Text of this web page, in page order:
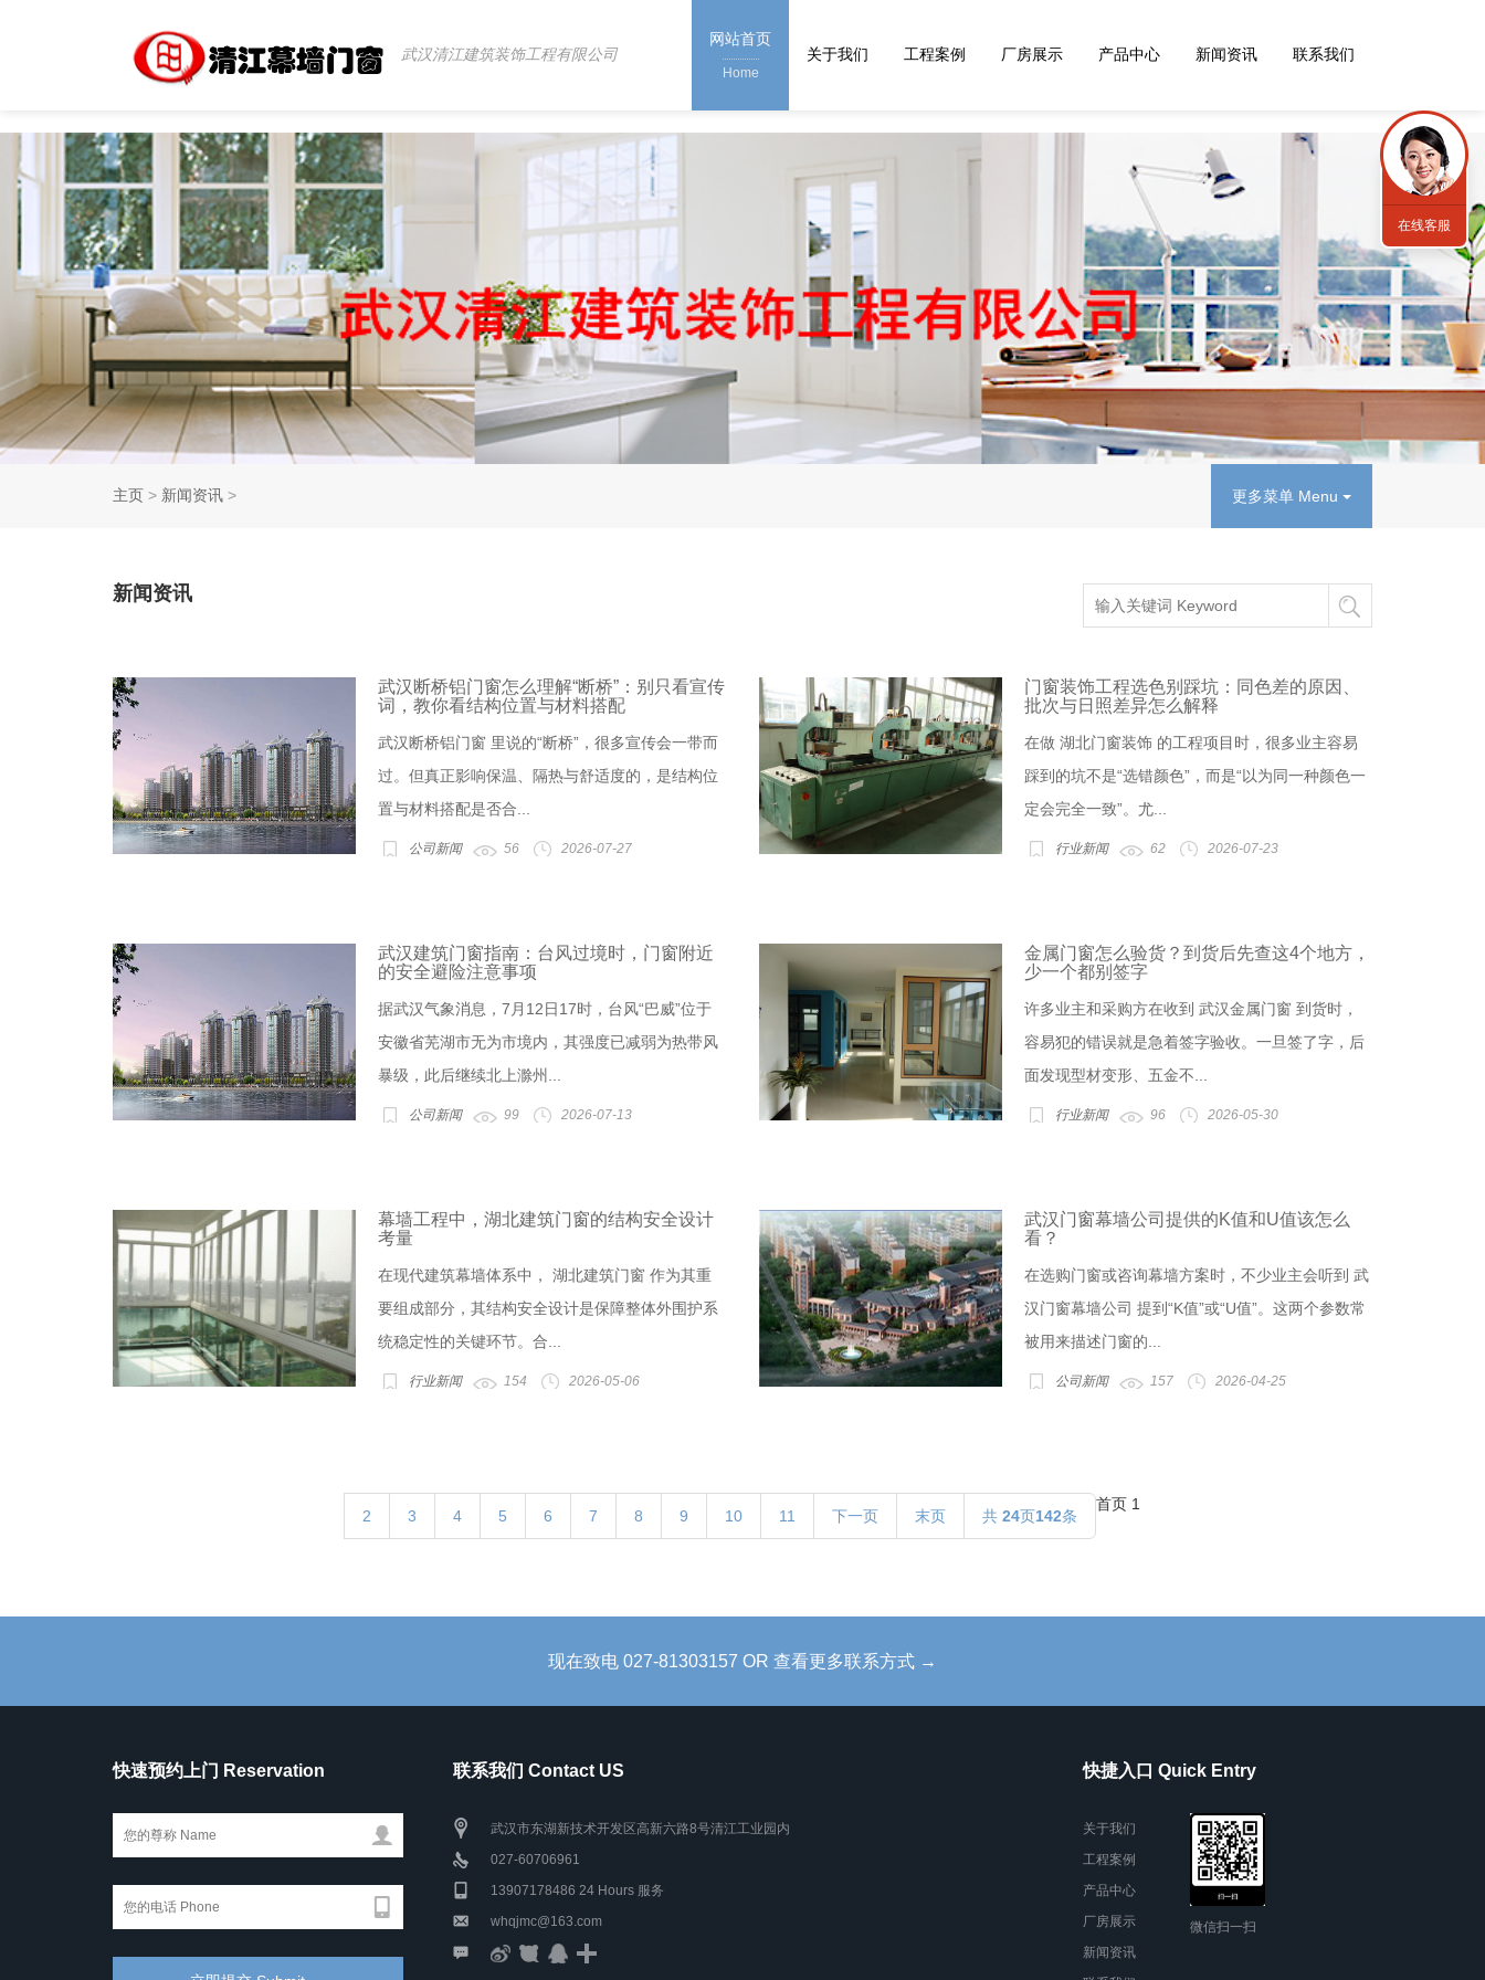
武汉清江建筑装饰工程有限公司
网站首页
Home
关于我们 工程案例 厂房展示 产品中心 新闻资讯 联系我们
更多菜单 Menu
主页 > 新闻资讯 >
新闻资讯
武汉断桥铝门窗怎么理解“断桥”：别只看宣传
词，教你看结构位置与材料搭配
武汉断桥铝门窗 里说的“断桥”，很多宣传会一带而
过。但真正影响保温、隔热与舒适度的，是结构位
置与材料搭配是否合...
公司新闻 56 2026-07-27
门窗装饰工程选色别踩坑：同色差的原因、
批次与日照差异怎么解释
在做 湖北门窗装饰 的工程项目时，很多业主容易
踩到的坑不是“选错颜色”，而是“以为同一种颜色一
定会完全一致”。尤...
行业新闻 62 2026-07-23
武汉建筑门窗指南：台风过境时，门窗附近
的安全避险注意事项
据武汉气象消息，7月12日17时，台风“巴威”位于
安徽省芜湖市无为市境内，其强度已减弱为热带风
暴级，此后继续北上滁州...
公司新闻 99 2026-07-13
金属门窗怎么验货？到货后先查这4个地方，
少一个都别签字
许多业主和采购方在收到 武汉金属门窗 到货时，
容易犯的错误就是急着签字验收。一旦签了字，后
面发现型材变形、五金不...
行业新闻 96 2026-05-30
幕墙工程中，湖北建筑门窗的结构安全设计
考量
在现代建筑幕墙体系中， 湖北建筑门窗 作为其重
要组成部分，其结构安全设计是保障整体外围护系
统稳定性的关键环节。合...
行业新闻 154 2026-05-06
武汉门窗幕墙公司提供的K值和U值该怎么
看？
在选购门窗或咨询幕墙方案时，不少业主会听到 武
汉门窗幕墙公司 提到“K值”或“U值”。这两个参数常
被用来描述门窗的...
公司新闻 157 2026-04-25
首页 1
2 3 4 5 6 7 8 9 10 11 下一页 末页 共 24页142条
现在致电 027-81303157 OR 查看更多联系方式 →
快速预约上门 Reservation 联系我们 Contact US
武汉市东湖新技术开发区高新六路8号清江工业园内
027-60706961
13907178486 24 Hours 服务
whqjmc@163.com
快捷入口 Quick Entry
关于我们
工程案例
产品中心
厂房展示
新闻资讯
微信扫一扫
在线客服